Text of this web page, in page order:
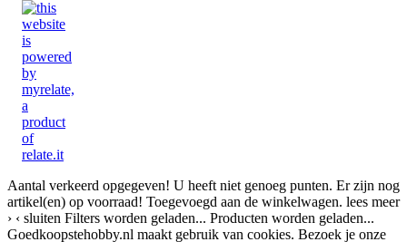
Aantal verkeerd opgegeven! U heeft niet genoeg punten. Er zijn nog
artikel(en) op voorraad! Toegevoegd aan de winkelwagen. lees meer
› ‹ sluiten Filters worden geladen... Producten worden geladen...
Goedkoopstehobby.nl maakt gebruik van cookies. Bezoek je onze